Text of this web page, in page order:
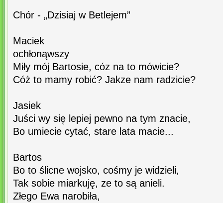
Chór - „Dzisiaj w Betlejem”
Maciek
ochłonąwszy
Miły mój Bartosie, cóz na to mówicie?
Cóż to mamy robić? Jakze nam radzicie?
Jasiek
Juści wy się lepiej pewno na tym znacie,
Bo umiecie cytać, stare lata macie...
Bartos
Bo to ślicne wojsko, cośmy je widzieli,
Tak sobie miarkuję, ze to są anieli.
Złego Ewa narobiła,